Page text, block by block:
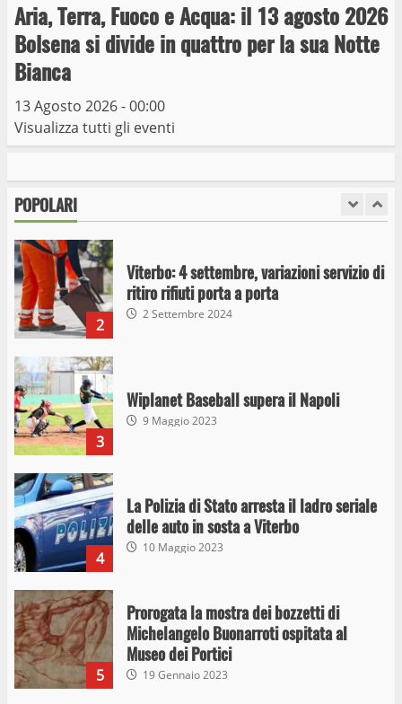
Aria, Terra, Fuoco e Acqua: il 13 agosto 2026
Bolsena si divide in quattro per la sua Notte
Bianca
13 Agosto 2026 - 00:00
Visualizza tutti gli eventi
POPOLARI
7
10 Maggio 2023
1
detenzione ai fini di spaccio di sostanze
stupefacenti
26 Agosto 2023
2
Viterbo: 4 settembre, variazioni servizio di
3
4
5
Prorogata la mostra dei bozzetti di
19 Gennaio 2023
Trasporto pubblico locale, trasferimento